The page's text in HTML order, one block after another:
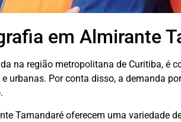
em Almirante
na região metropolitana de Curitiba, é
urbanas. Por conta disso, a demanda
Tamandaré oferecem uma variedade